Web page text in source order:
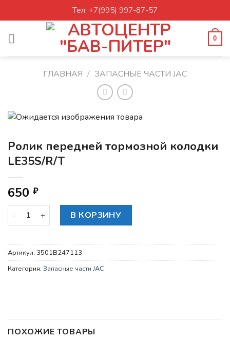
to
Тел: +7(995) 997-87-57
0
ГЛАВНАЯ / ЗАПАСНЫЕ ЧАСТИ JAC
Ролик передней тормозной колодки
LE35S/R/T
650 ₽
Количество товара Ролик передней тормозной колодки
В КОРЗИНУ
Артикул: 3501B247113
Категория: Запасные части JAC
ПОХОЖИЕ ТОВАРЫ